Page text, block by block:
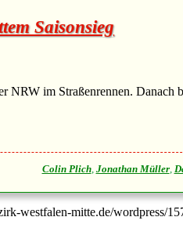
Saisonsieg
NRW im Straßenrennen.
Colin Plich, Jonathan Müller,
westfalen-mitte.de/wordpress/